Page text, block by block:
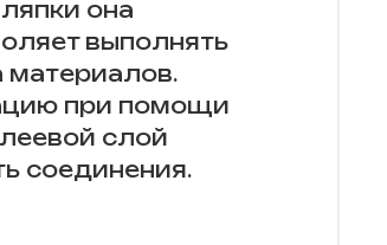
она
выполнять
при помощи
слой
соединения.